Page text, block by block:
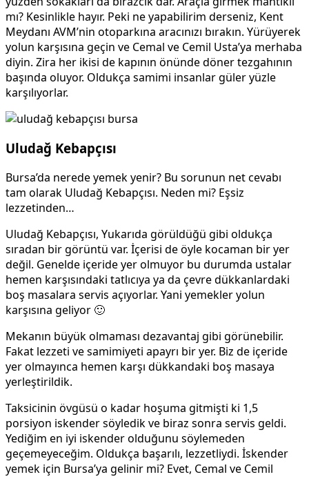
mı? Kesinlikle hayır. Peki ne yapabilirim derseniz, Kent
Meydanı AVM’nin otoparkına aracınızı bırakın. Yürüyerek
yolun karşısına geçin ve Cemal ve Cemil Usta’ya merhaba
diyin. Zira her ikisi de kapının önünde döner tezgahının
başında oluyor. Oldukça samimi insanlar güler yüzle
karşılıyorlar.
Uludağ Kebapçısı
Bursa’da nerede yemek yenir? Bu sorunun net cevabı
tam olarak Uludağ Kebapçısı. Neden mi? Eşsiz
lezzetinden…
Uludağ Kebapçısı, Yukarıda görüldüğü gibi oldukça
sıradan bir görüntü var. İçerisi de öyle kocaman bir yer
değil. Genelde içeride yer olmuyor bu durumda ustalar
hemen karşısındaki tatlıcıya ya da çevre dükkanlardaki
boş masalara servis açıyorlar. Yani yemekler yolun
karşısına geliyor 🙂
Mekanın büyük olmaması dezavantaj gibi görünebilir.
Fakat lezzeti ve samimiyeti apayrı bir yer. Biz de içeride
yer olmayınca hemen karşı dükkandaki boş masaya
yerleştirildik.
Taksicinin övgüsü o kadar hoşuma gitmişti ki 1,5
porsiyon iskender söyledik ve biraz sonra servis geldi.
Yediğim en iyi iskender olduğunu söylemeden
geçemeyeceğim. Oldukça başarılı, lezzetliydi. İskender
yemek için Bursa’ya gelinir mi? Evet, Cemal ve Cemil